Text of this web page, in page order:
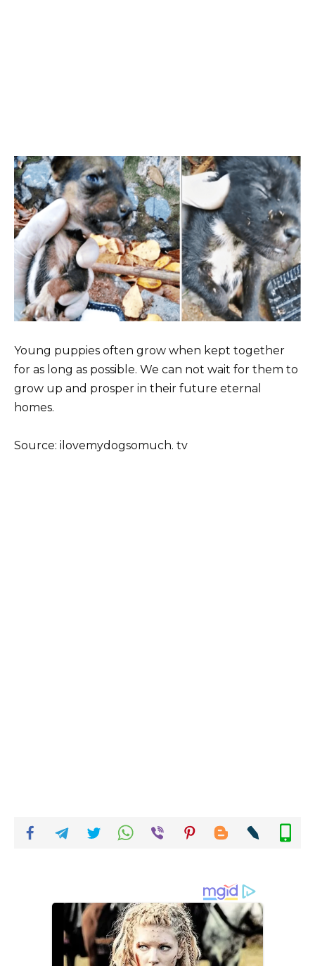
Young puppies often grow when kept together
for as long as possible. We can not wait for them to
grow up and prosper in their future eternal
homes.
Source: ilovemydogsomuch. tv